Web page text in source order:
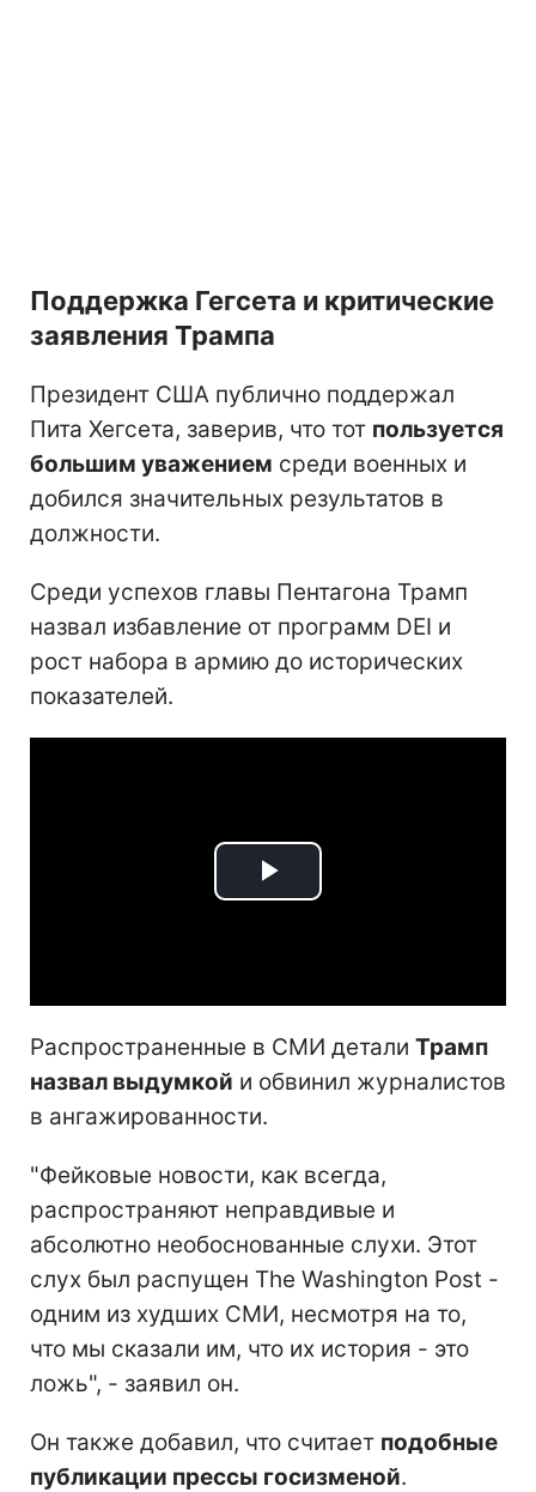
Поддержка Гегсета и критические
заявления Трампа
Президент США публично поддержал
Пита Хегсета, заверив, что тот пользуется
большим уважением среди военных и
добился значительных результатов в
должности.
Среди успехов главы Пентагона Трамп
назвал избавление от программ DEI и
рост набора в армию до исторических
показателей.
Play
Распространенные в СМИ детали Трамп
назвал выдумкой и обвинил журналистов
в ангажированности.
"Фейковые новости, как всегда,
распространяют неправдивые и
абсолютно необоснованные слухи. Этот
слух был распущен The Washington Post -
одним из худших СМИ, несмотря на то,
что мы сказали им, что их история - это
ложь", - заявил он.
Он также добавил, что считает подобные
публикации прессы госизменой.